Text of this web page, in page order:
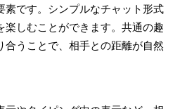
素です。シンプルなチャット形式
楽しむことができます。共通の趣
合うことで、相手との距離が自然